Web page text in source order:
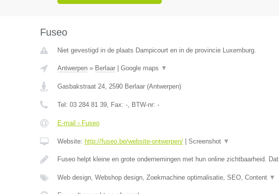
Fuseo
Niet gevestigd in de plaats Dampicourt en in de provincie Luxemburg.
Antwerpen» Berlaar| Google maps ▼
Gasbakstraat 24, 2590 Berlaar(Antwerpen)
Tel: 03 284 81 39, Fax: -, BTW-nr: -
E-mail › Fuseo
Website: http://fuseo.be/website-ontwerpen/| Screenshot ▼
Fuseo helpt kleine en grote ondernemingen met hun online zichtbaarheid. Dat
Web design, Webshop design, Zoekmachine optimalisatie, SEO, Content ▼